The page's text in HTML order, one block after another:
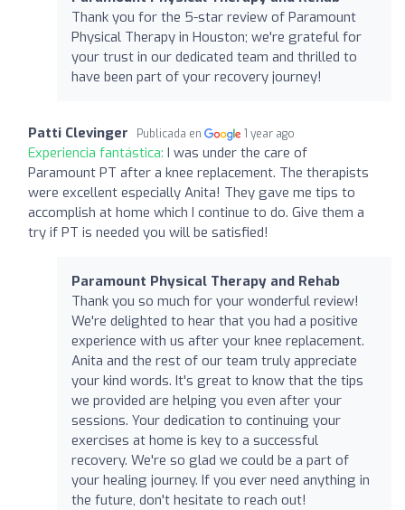
Thank you for the 5-star review of Paramount
Physical Therapy in Houston; we're grateful for
your trust in our dedicated team and thrilled to
have been part of your recovery journey!
Patti Clevinger Publicada en 1 year ago
Experiencia fantástica: I was under the care of
Paramount PT after a knee replacement. The therapists
were excellent especially Anita! They gave me tips to
accomplish at home which I continue to do. Give them a
try if PT is needed you will be satisfied!
Paramount Physical Therapy and Rehab
Thank you so much for your wonderful review!
We're delighted to hear that you had a positive
experience with us after your knee replacement.
Anita and the rest of our team truly appreciate
your kind words. It's great to know that the tips
we provided are helping you even after your
sessions. Your dedication to continuing your
exercises at home is key to a successful
recovery. We're so glad we could be a part of
your healing journey. If you ever need anything in
the future, don't hesitate to reach out!